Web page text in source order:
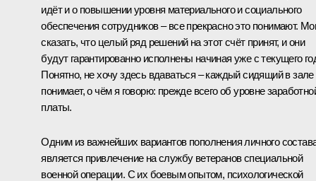
идёт и о повышении уровня материального и социального
обеспечения сотрудников – все прекрасно это понимают.
сказать, что целый ряд решений на этот счёт принят, и они
будут гарантированно исполнены начиная уже с текущего
Понятно, не хочу здесь вдаваться – каждый сидящий в зале
понимает, о чём я говорю: прежде всего об уровне
платы.
Одним из важнейших вариантов пополнения личного
является привлечение на службу ветеранов специальной
военной операции. С их боевым опытом, психологической